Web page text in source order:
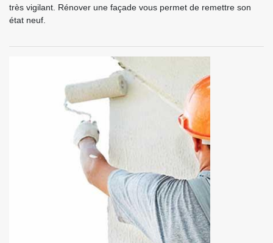
très vigilant. Rénover une façade vous permet de remettre son
état neuf.